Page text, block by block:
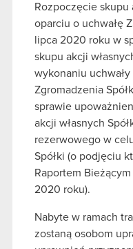
Rozpoczęcie skupu
oparciu o uchwałę
lipca 2020 roku w
skupu akcji
wykonaniu
Zgromadzenia
sprawie
akcji własnych
rezerwowego w
Spółki (o podjęciu
Raportem
2020 roku).
Nabyte w ramach
zostaną osobom